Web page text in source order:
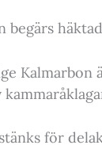
begärs
för